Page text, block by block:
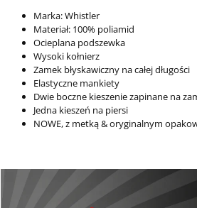
Marka: Whistler
Materiał: 100% poliamid
Ocieplana podszewka
Wysoki kołnierz
Zamek błyskawiczny na całej długości
Elastyczne mankiety
Dwie boczne kieszenie zapinane na
Jedna kieszeń na piersi
NOWE, z metką & oryginalnym